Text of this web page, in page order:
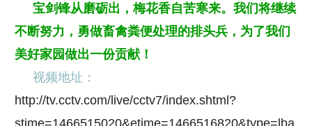
宝剑锋从磨砺出，梅花香自苦寒来。我们将继续
不断努力，勇做畜禽粪便处理的排头兵，为了我们
美好家园做出一份贡献！
视频地址：
http://tv.cctv.com/live/cctv7/index.shtml?
stime=1466515020&etime=1466516820&type=lba